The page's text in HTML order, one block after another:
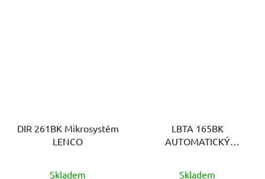
DIR 261BK Mikrosystém
LENCO
Skladem
LBTA 165BK
AUTOMATICKÝ
Skladem